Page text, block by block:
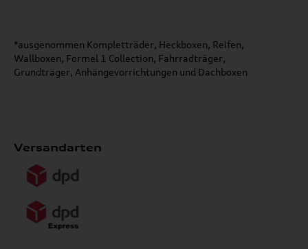
*ausgenommen Kompletträder, Heckboxen, Reifen,
Wallboxen, Formel 1 Collection, Fahrradträger,
Grundträger, Anhängevorrichtungen und Dachboxen
Versandarten